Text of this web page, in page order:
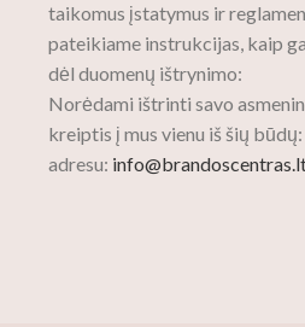
taikomus įstatymus ir
pateikiame instrukcijas, kaip
dėl duomenų ištrynimo:
Norėdami ištrinti savo
kreiptis į mus vienu iš šių
adresu: